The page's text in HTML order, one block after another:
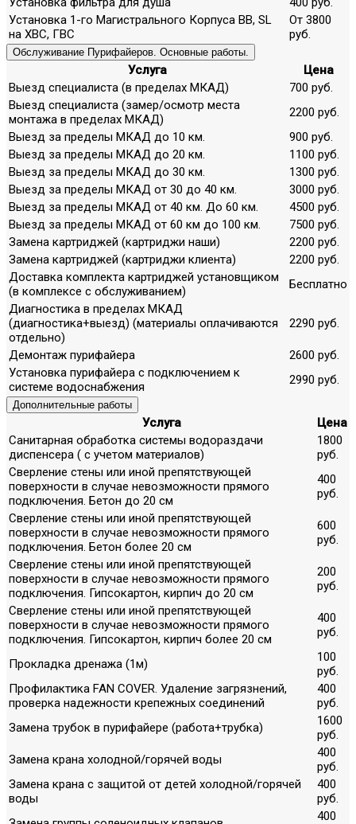
Установка 1-го Магистрального Корпуса ВВ, SL
на ХВС, ГВС
От 3800
руб.
Обслуживание Пурифайеров. Основные работы.
Услуга
Цена
Выезд специалиста (в пределах МКАД)
700 руб.
Выезд специалиста (замер/осмотр места
монтажа в пределах МКАД)
2200 руб.
Выезд за пределы МКАД до 10 км.
900 руб.
Выезд за пределы МКАД до 20 км.
1100 руб.
Выезд за пределы МКАД до 30 км.
1300 руб.
Выезд за пределы МКАД от 30 до 40 км.
3000 руб.
Выезд за пределы МКАД от 40 км. До 60 км.
4500 руб.
Выезд за пределы МКАД от 60 км до 100 км.
7500 руб.
Замена картриджей (картриджи наши)
2200 руб.
Замена картриджей (картриджи клиента)
2200 руб.
Доставка комплекта картриджей установщиком
(в комплексе с обслуживанием)
Бесплатно
Диагностика в пределах МКАД
(диагностика+выезд) (материалы оплачиваются
отдельно)
2290 руб.
Демонтаж пурифайера
2600 руб.
Установка пурифайера с подключением к
системе водоснабжения
2990 руб.
Дополнительные работы
Услуга
Цена
Санитарная обработка системы водораздачи
диспенсера ( с учетом материалов)
1800
руб.
Сверление стены или иной препятствующей
поверхности в случае невозможности прямого
подключения. Бетон до 20 см
400
руб.
Сверление стены или иной препятствующей
поверхности в случае невозможности прямого
подключения. Бетон более 20 см
600
руб.
Сверление стены или иной препятствующей
поверхности в случае невозможности прямого
подключения. Гипсокартон, кирпич до 20 см
200
руб.
Сверление стены или иной препятствующей
поверхности в случае невозможности прямого
подключения. Гипсокартон, кирпич более 20 см
400
руб.
Прокладка дренажа (1м)
100
руб.
Профилактика FAN COVER. Удаление загрязнений,
проверка надежности крепежных соединений
400
руб.
Замена трубок в пурифайере (работа+трубка)
1600
руб.
Замена крана холодной/горячей воды
400
руб.
Замена крана с защитой от детей холодной/горячей
воды
400
руб.
400